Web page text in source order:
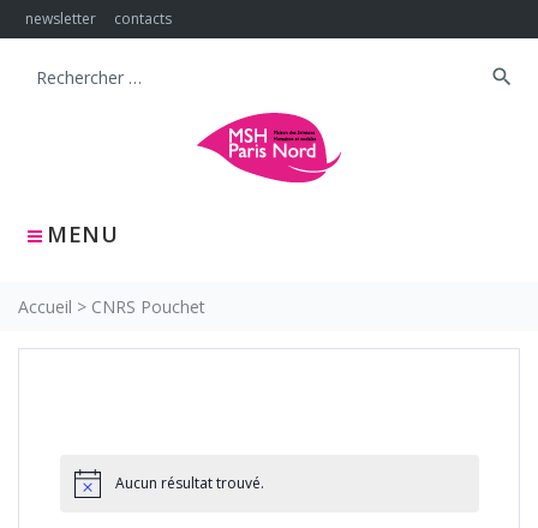
Skip
to
newsletter contacts
MENU
Search
search
Accueil > CNRS Pouchet
Aucun résultat trouvé.